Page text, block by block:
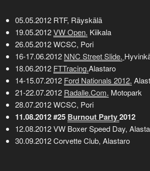
05.05.2012 RTF, Räyskälä
19.05.2012VW Open, Kiikala
26.05.2012 WCSC, Pori
16-17.06.2012 NNC Street Slide,
18.06.2012 FTTracing,Alastaro
14-15.07.2012 Ford Nationals 2012,
21-22.07.2012 Radalle.Com, Motopark
28.07.2012 WCSC, Pori
11.08.2012 #25 Burnout Party2012
12.08.2012 VW Boxer Speed Day,
30.09.2012 Corvette Club, Alastaro